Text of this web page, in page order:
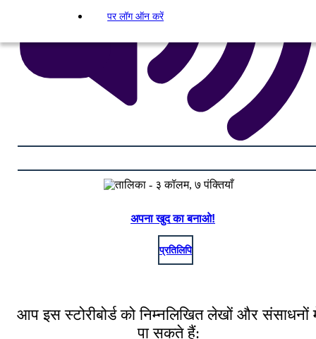
पर लॉग ऑन करें
अपना खुद का बनाओ!
प्रतिलिपि
आप इस स्टोरीबोर्ड को निम्नलिखित लेखों और संसाधनों
पा सकते हैं: